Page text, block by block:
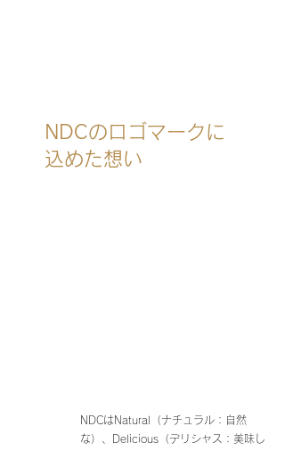
NDCのロゴマークに
込めた想い
NDCはNatural（ナチュラル：自然
な）、Delicious（デリシャス：美味し